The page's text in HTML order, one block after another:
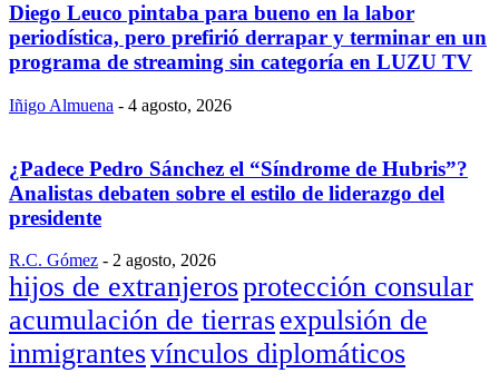
Diego Leuco pintaba para bueno en la labor
periodística, pero prefirió derrapar y terminar en un
programa de streaming sin categoría en LUZU TV
Iñigo Almuena - 4 agosto, 2026
¿Padece Pedro Sánchez el “Síndrome de Hubris”?
Analistas debaten sobre el estilo de liderazgo del
presidente
R.C. Gómez - 2 agosto, 2026
hijos de extranjerosprotección consular
acumulación de tierrasexpulsión de
inmigrantesvínculos diplomáticos